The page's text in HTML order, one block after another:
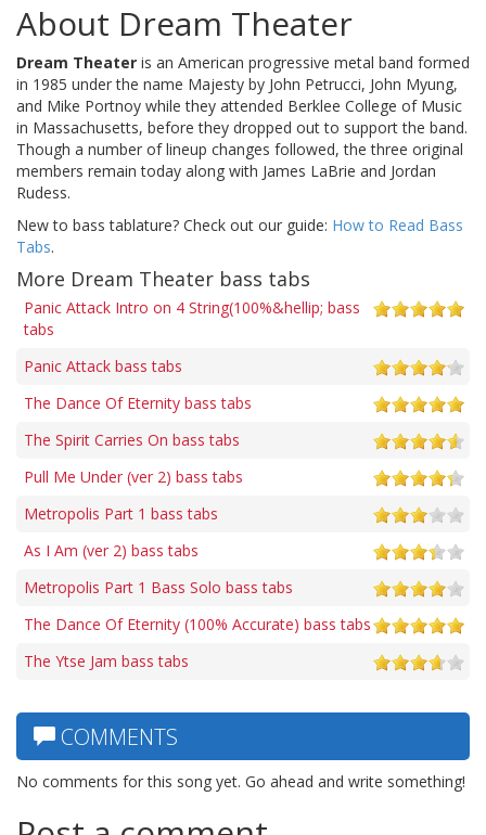
About Dream Theater
Dream Theater is an American progressive metal band formed
in 1985 under the name Majesty by John Petrucci, John Myung,
and Mike Portnoy while they attended Berklee College of Music
in Massachusetts, before they dropped out to support the band.
Though a number of lineup changes followed, the three original
members remain today along with James LaBrie and Jordan
Rudess.
New to bass tablature? Check out our guide: How to Read Bass
Tabs.
More Dream Theater bass tabs
Panic Attack Intro on 4 String(100%&hellip; bass
tabs
Panic Attack bass tabs
The Dance Of Eternity bass tabs
The Spirit Carries On bass tabs
Pull Me Under (ver 2) bass tabs
Metropolis Part 1 bass tabs
As I Am (ver 2) bass tabs
Metropolis Part 1 Bass Solo bass tabs
The Dance Of Eternity (100% Accurate) bass tabs
The Ytse Jam bass tabs
COMMENTS
No comments for this song yet. Go ahead and write something!